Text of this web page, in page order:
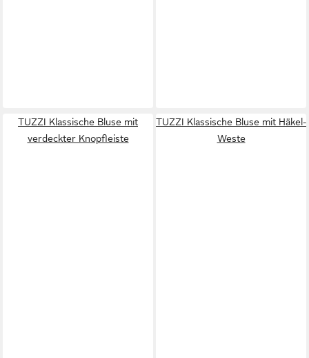
TUZZI Klassische Bluse mit
verdeckter Knopfleiste
TUZZI Klassische Bluse mit Häkel-
Weste